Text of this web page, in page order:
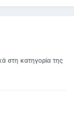
στη κατηγορία της